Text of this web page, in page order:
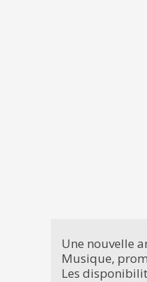
Une nouvelle
Musique,
Les